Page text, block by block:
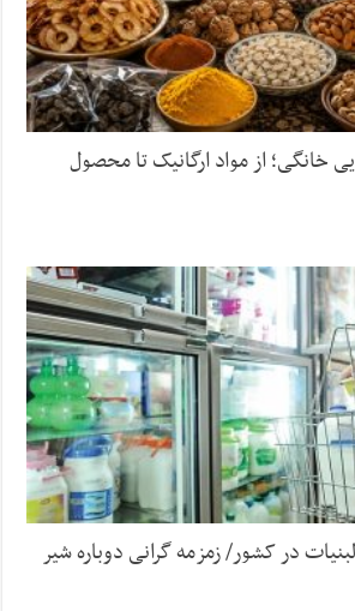
خانگی؛ از مواد ارگانیک تا محصول
در کشور/ زمزمه گرانی دوباره شیر